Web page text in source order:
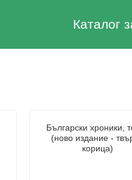
Каталог
Български хроники,
(ново издание -
корица)